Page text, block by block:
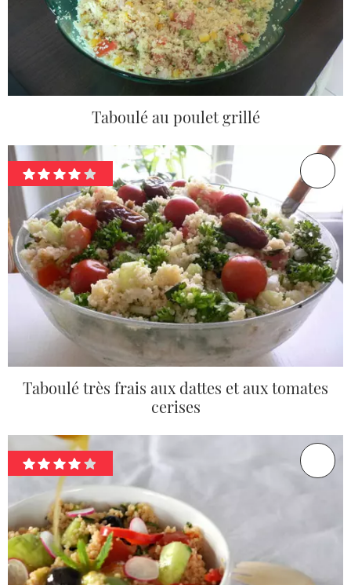
Taboulé au poulet grillé
Taboulé très frais aux dattes et aux tomates
cerises